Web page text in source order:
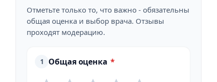
Отметьте только то, что важно - обязательны
общая оценка и выбор врача. Отзывы
проходят модерацию.
1 Общая оценка *